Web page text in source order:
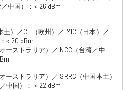
／中国）：< 26 dBm
土）／CE（欧州）／ MIC（日本）／
< 20 dBm
ーストラリア）／ NCC（台湾／中
ーストラリア）／ SRRC（中国本土）
中国）： < 22 dBm